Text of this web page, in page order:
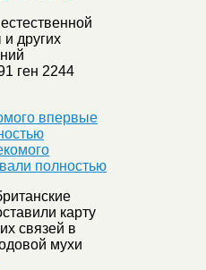
других
ген 2244
впервые
карту
связей в
мухи